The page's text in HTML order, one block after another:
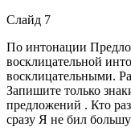
Слайд 7
По интонации
восклицательной
восклицательными.
Запишите только
предложений . Кто
сразу Я не бил